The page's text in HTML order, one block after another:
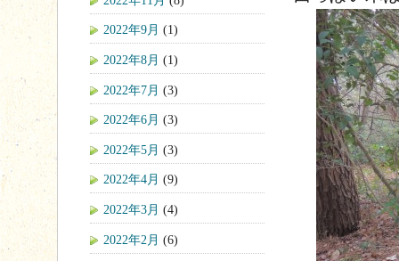
2022年9月 (1)
2022年8月 (1)
2022年7月 (3)
2022年6月 (3)
2022年5月 (3)
2022年4月 (9)
2022年3月 (4)
2022年2月 (6)